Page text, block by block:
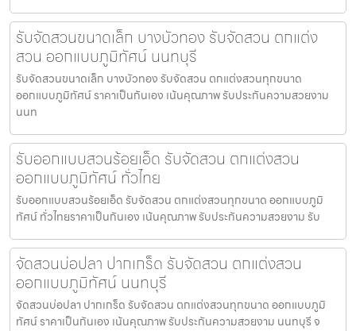
รับจัดสวนขนาดเล็ก บางบัวทอง รับจัดสวน ตกแต่ง
สวน ออกแบบภูมิทัศน์ นนทบุรี
รับจัดสวนขนาดเล็ก บางบัวทอง รับจัดสวน ตกแต่งสวนทุกขนาด
ออกแบบภูมิทัศน์ ราคาเป็นกันเอง เน้นคุณภาพ รับประกันความสวยงาม
นนท
รับออกแบบสวนร้อยเอ็ด รับจัดสวน ตกแต่งสวน
ออกแบบภูมิทัศน์ ทั่วไทย
รับออกแบบสวนร้อยเอ็ด รับจัดสวน ตกแต่งสวนทุกขนาด ออกแบบภูมิ
ทัศน์ ทั่วไทยราคาเป็นกันเอง เน้นคุณภาพ รับประกันความสวยงาม รับ
จัดสวนบ่อปลา ปากเกร็ด รับจัดสวน ตกแต่งสวน
ออกแบบภูมิทัศน์ นนทบุรี
จัดสวนบ่อปลา ปากเกร็ด รับจัดสวน ตกแต่งสวนทุกขนาด ออกแบบภูมิ
ทัศน์ ราคาเป็นกันเอง เน้นคุณภาพ รับประกันความสวยงาม นนทบุรี จ